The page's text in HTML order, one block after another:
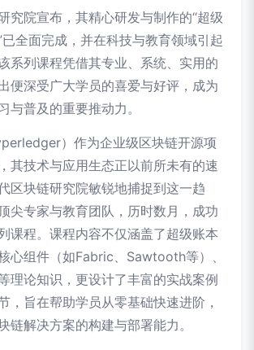
究院宣布，其精心研发与制作的“超级
全面完成，并在科技与教育领域引起
系列课程凭借其专业、系统、实用的
便深受广大学员的喜爱与好评，成为
与普及的重要推动力。
）作为企业级区块链开源项
其技术与应用生态正以前所未有的速
区块链研究院敏锐地捕捉到这一趋
尖专家与教育团队，历时数月，成功
课程。课程内容不仅涵盖了超级账本
心组件（如Fabric、Sawtooth等）、
理论知识，更设计了丰富的实战案例
，旨在帮助学员从零基础快速进阶，
链解决方案的构建与部署能力。